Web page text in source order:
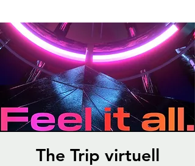
The Trip virtuell